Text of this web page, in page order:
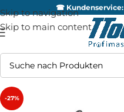
Skip to navigation
Skip to main content
☎ Kundenservice:
-27%